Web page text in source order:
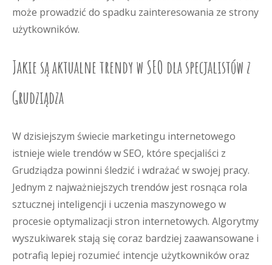
może prowadzić do spadku zainteresowania ze strony
użytkowników.
Jakie są aktualne trendy w SEO dla specjalistów z
Grudziądza
W dzisiejszym świecie marketingu internetowego
istnieje wiele trendów w SEO, które specjaliści z
Grudziądza powinni śledzić i wdrażać w swojej pracy.
Jednym z najważniejszych trendów jest rosnąca rola
sztucznej inteligencji i uczenia maszynowego w
procesie optymalizacji stron internetowych. Algorytmy
wyszukiwarek stają się coraz bardziej zaawansowane i
potrafią lepiej rozumieć intencje użytkowników oraz